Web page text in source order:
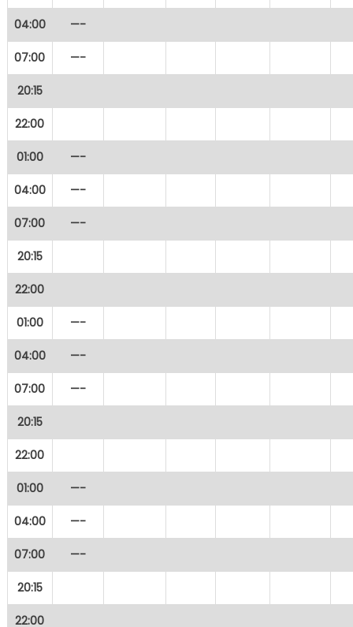
04:00 —-
07:00 —-
20:15
22:00
01:00 —-
04:00 —-
07:00 —-
20:15
22:00
01:00 —-
04:00 —-
07:00 —-
20:15
22:00
01:00 —-
04:00 —-
07:00 —-
20:15
22:00